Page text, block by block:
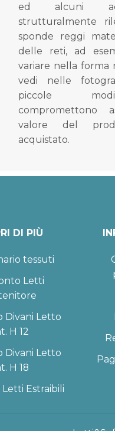
ed alcuni
strutturalmente
sponde reggi
delle reti, ad
variare nella forma
vedi nelle
piccole
compromettono
valore del
acquistato.
DI PIÙ
tessuti
Letti
Divani Letto
H 12
Divani Letto
H 18
Estraibili